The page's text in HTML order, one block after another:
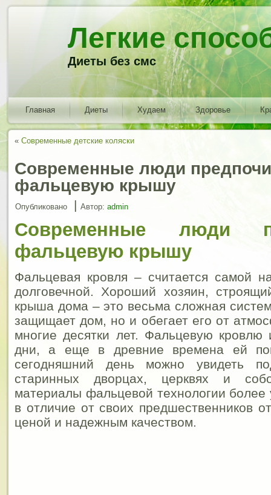
Легкие
Диеты без смс
Главная Диеты Худаем Здоровье
« Современные детские коляски
Современные люди
фальцевую крышу
Опубликовано | Автор: admin
Современные люди
фальцевую крышу
Фальцевая кровля – считается самой
долговечной. Хороший хозяин,
крыша дома – это весьма сложная
защищает дом, но и обегает его от
многие десятки лет. Фальцевую
дни, а еще в древние времена ей
сегодняшний день можно увидеть
старинных дворцах, церквях и
материалы фальцевой технологии
в отличие от своих предшественников
ценой и надежным качеством.